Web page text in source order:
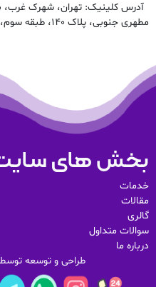
آدرس کلینیک: تهران، شهرک غرب،
مطهری جنوبی، پلاک ۱۴۰، طبقه سوم، واحد ۳
بخش های
خدمات
مقالات
گالری
سوالات متداول
درباره ما
طراحی و توسعه توسط